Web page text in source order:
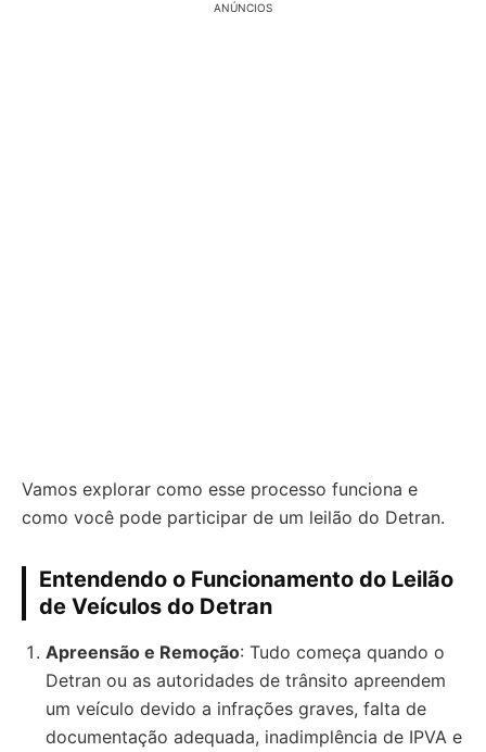
ANÚNCIOS
Vamos explorar como esse processo funciona e
como você pode participar de um leilão do Detran.
Entendendo o Funcionamento do Leilão
de Veículos do Detran
Apreensão e Remoção: Tudo começa quando o
Detran ou as autoridades de trânsito apreendem
um veículo devido a infrações graves, falta de
documentação adequada, inadimplência de IPVA e